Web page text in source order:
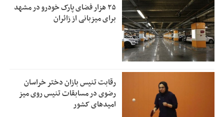
۲۵ هزار فضای پارک خودرو در مشهد
برای میزبانی از زائران
رقابت تنیس بازان دختر خراسان
رضوی در مسابقات تنیس روی میز
امیدهای کشور